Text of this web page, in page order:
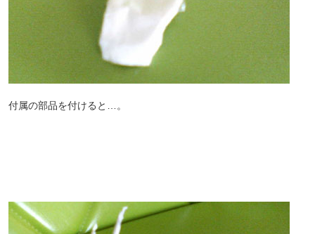
付属の部品を付けると…。